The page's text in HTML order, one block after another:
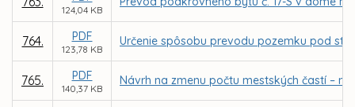
124,04 KB
764. PDF
123,78 KB
Určenie spôsobu prevodu pozemku pod
765. PDF
140,37 KB
Návrh na zmenu počtu mestských častí –